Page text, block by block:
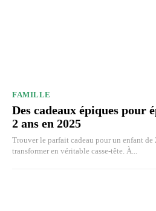
FAMILLE
Des cadeaux épiques pour
2 ans en 2025
Trouver le parfait cadeau pour un enfant de
transformer en véritable casse-tête. À...